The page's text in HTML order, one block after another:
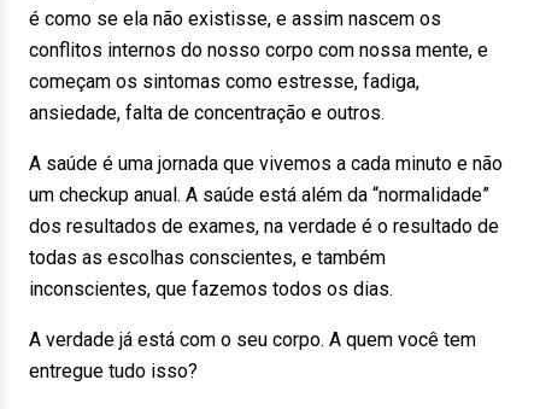
é como se ela não existisse, e assim nascem os
conflitos internos do nosso corpo com nossa mente, e
começam os sintomas como estresse, fadiga,
ansiedade, falta de concentração e outros.
A saúde é uma jornada que vivemos a cada minuto e não
um checkup anual. A saúde está além da “normalidade”
dos resultados de exames, na verdade é o resultado de
todas as escolhas conscientes, e também
inconscientes, que fazemos todos os dias.
A verdade já está com o seu corpo. A quem você tem
entregue tudo isso?